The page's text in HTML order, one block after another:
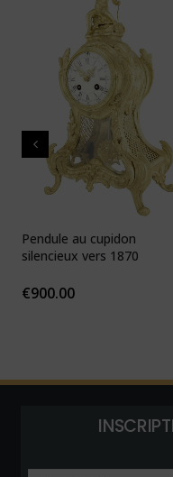
Pendule au cupidon
silencieux vers 1870
€900.00